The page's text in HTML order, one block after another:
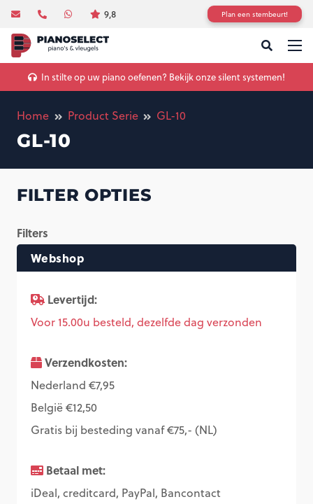
9,8 Plan een stembeurt!
In stilte op uw piano oefenen? Bekijk onze silent systemen!
Home Product Serie GL-10
GL-10
FILTER OPTIES
Filters
Webshop
Levertijd:
Voor 15.00u besteld, dezelfde dag verzonden
Verzendkosten:
Nederland €7,95
België €12,50
Gratis bij besteding vanaf €75,- (NL)
Betaal met:
iDeal, creditcard, PayPal, Bancontact